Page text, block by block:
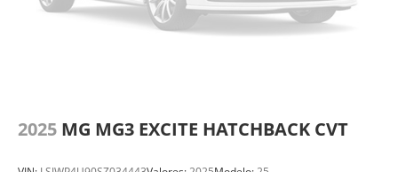
2025 MG MG3 EXCITE HATCHBACK CVT